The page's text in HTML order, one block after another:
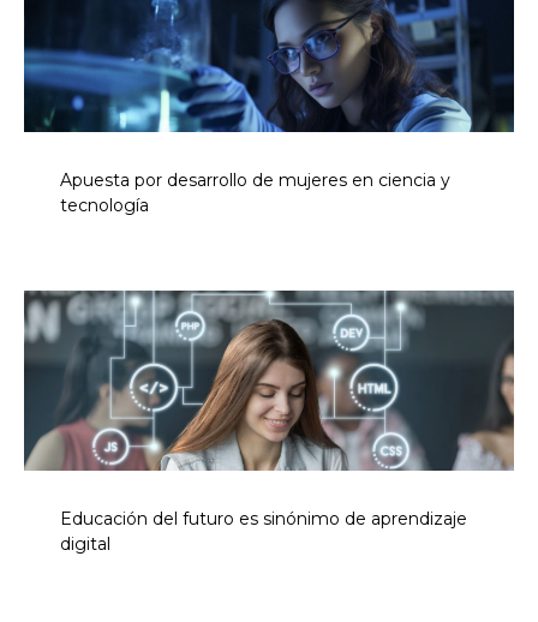
Apuesta por desarrollo de mujeres en ciencia y
tecnología
Educación del futuro es sinónimo de aprendizaje
digital